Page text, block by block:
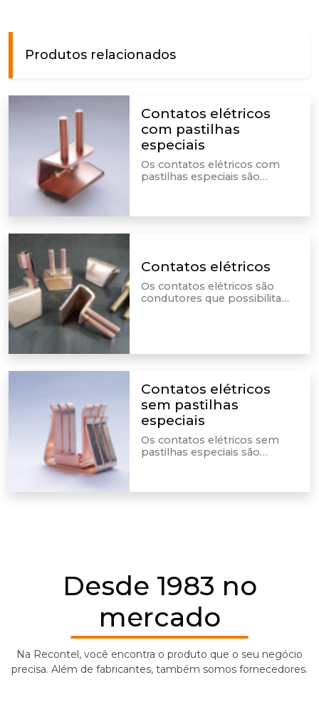
Produtos relacionados
Contatos elétricos
com pastilhas
especiais
Os contatos elétricos com
pastilhas especiais são
Contatos elétricos
Os contatos elétricos são
condutores que possibilitam
Contatos elétricos
sem pastilhas
especiais
Os contatos elétricos sem
pastilhas especiais são
Desde 1983 no
mercado
Na Recontel, você encontra o produto que o seu negócio
precisa. Além de fabricantes, também somos fornecedores.